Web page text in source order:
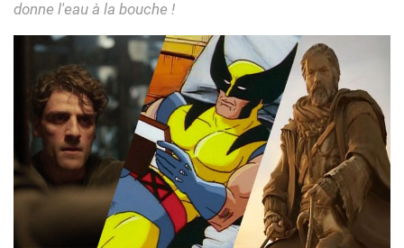
donne l'eau à la bouche !